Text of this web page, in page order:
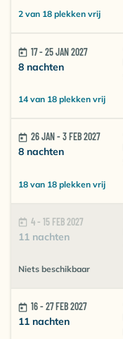
2 van 18 plekken vrij
17 - 25 JAN 2027
8 nachten
14 van 18 plekken vrij
26 JAN - 3 FEB 2027
8 nachten
18 van 18 plekken vrij
4 - 15 FEB 2027
11 nachten
Niets beschikbaar
16 - 27 FEB 2027
11 nachten